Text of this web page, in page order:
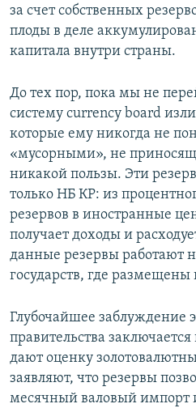
за счет собственных
плоды в деле
капитала внутри страны.
До тех пор, пока мы не
систему currency board
которые ему никогда не
«мусорными», не
никакой пользы. Эти
только НБ КР: из
резервов в иностранные
получает доходы и
данные резервы работают
государств, где
Глубочайшее заблуждение
правительства
дают оценку
заявляют, что резервы
месячный валовый импорт